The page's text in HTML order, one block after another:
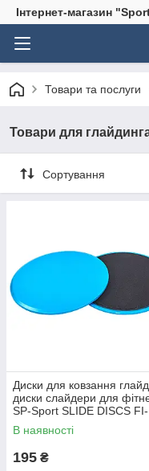
Інтернет-магазин
Товари та послуги
Товари для
Сортування
Диски для ковзання
диски слайдери для
SP-Sport SLIDE DISCS FI-
0455 (ABS пластик, EVA,
В наявності
195 ₴